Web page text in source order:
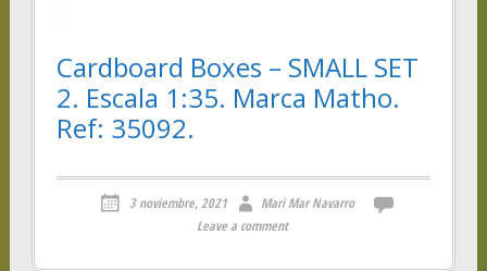
Cardboard Boxes – SMALL SET
2. Escala 1:35. Marca Matho.
Ref: 35092.
3 noviembre, 2021
Mari Mar Navarro
Leave a comment